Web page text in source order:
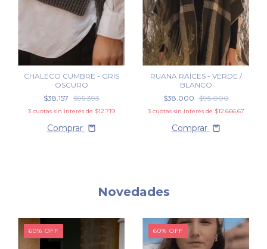
CHALECO CUMBRE - GRIS
OSCURO
$38.157 $95.393
3 cuotas sin interés de $12.719
Comprar
RUANA RAÍCES - VERDE /
BLANCO
$38.000 $95.000
3 cuotas sin interés de $12.666,67
Comprar
Novedades
60% OFF 60% OFF